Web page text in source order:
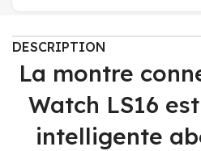
DESCRIPTION
La montre
Watch LS16
intelligente